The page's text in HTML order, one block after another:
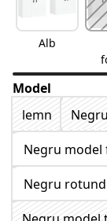
Alb
Model
lemn
Negru model
Negru rotund